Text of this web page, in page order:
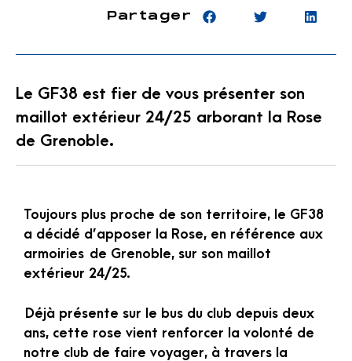
Partager
Le GF38 est fier de vous présenter son
maillot extérieur 24/25 arborant la Rose
de Grenoble.
Toujours plus proche de son territoire, le GF38
a décidé d’apposer la Rose, en référence aux
armoiries de Grenoble, sur son maillot
extérieur 24/25.
Déjà présente sur le bus du club depuis deux
ans, cette rose vient renforcer la volonté de
notre club de faire voyager, à travers la